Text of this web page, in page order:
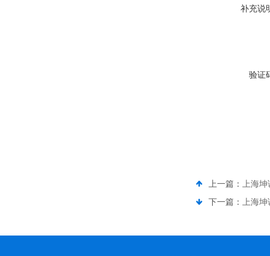
补充说
验证
上一篇：
上海
下一篇：
上海